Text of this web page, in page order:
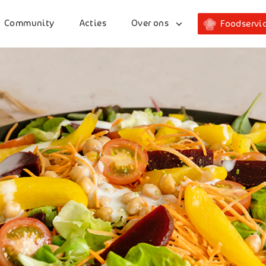
Community Acties Over ons